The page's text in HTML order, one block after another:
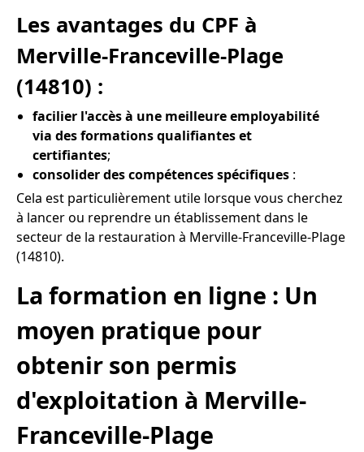
Les avantages du CPF à
Merville-Franceville-Plage
(14810) :
facilier l'accès à une meilleure employabilité
via des formations qualifiantes et
certifiantes;
consolider des compétences spécifiques :
Cela est particulièrement utile lorsque vous cherchez
à lancer ou reprendre un établissement dans le
secteur de la restauration à Merville-Franceville-Plage
(14810).
La formation en ligne : Un
moyen pratique pour
obtenir son permis
d'exploitation à Merville-
Franceville-Plage